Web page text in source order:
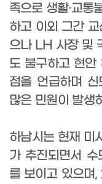
족으로 생활·교통
하고 이외 그간
으나 LH 사장 및
도 불구하고 현안
점을 언급하며
많은 민원이 발생
하남시는 현재 미
가 추진되면서
를 보이고 있으며,